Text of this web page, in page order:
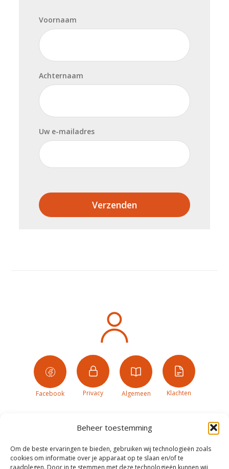
Beheer toestemming
Om de beste ervaringen te bieden, gebruiken wij technologieën zoals
cookies om informatie over je apparaat op te slaan en/of te
raadplegen. Door in te stemmen met deze technologieën kunnen wij
Voornaam
Achternaam
Uw e-mailadres
Verzenden
Facebook Privacy Algemeen Klachten